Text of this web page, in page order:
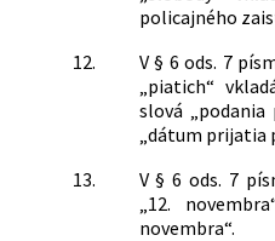
policajného
12.
V § 6 ods. 7
„piatich“
slová „podania
„dátum prijatia
13.
V § 6 ods. 7
„12.
novembra“.